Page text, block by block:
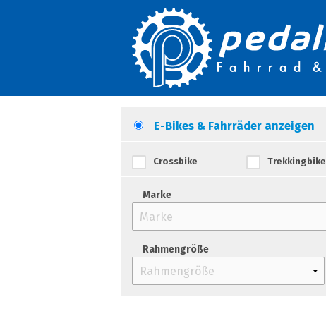
E-Bikes & Fahrräder anzeigen
Crossbike Trekkingbike
Marke
Rahmengröße